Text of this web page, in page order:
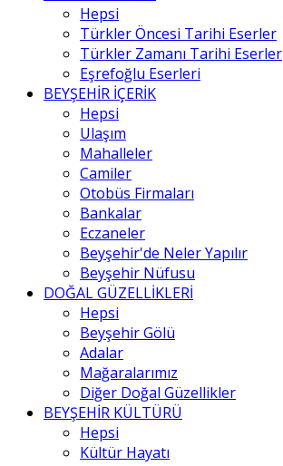
Hepsi
Türkler Öncesi Tarihi Eserler
Türkler Zamanı Tarihi Eserler
Eşrefoğlu Eserleri
BEYŞEHİR İÇERİK
Hepsi
Ulaşım
Mahalleler
Camiler
Otobüs Firmaları
Bankalar
Eczaneler
Beyşehir'de Neler Yapılır
Beyşehir Nüfusu
DOĞAL GÜZELLİKLERİ
Hepsi
Beyşehir Gölü
Adalar
Mağaralarımız
Diğer Doğal Güzellikler
BEYŞEHİR KÜLTÜRÜ
Hepsi
Kültür Hayatı